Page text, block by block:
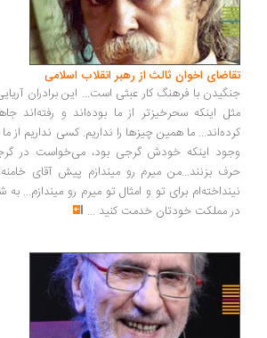
اخوان ثالث از رهبر انقلاب اسلامی
با فرهنگ کار عبثی است... این برادران آریایی ما و
اینکه سحرخیزتر از ما بوده‌اند و رفته‌اند جاهای
ما همین چیزها را نداریم. کسی نداریم از ما انتقاد
اینکه خودش گرجی بود، می‌خواست در گرجستان
بزنند...من میرم رو میندازم پیش آقای خامنه‌ای،
برای تو و امثال تو میرم رو میندازم... به شرطی
مملکت خودتان خدمت کنید...